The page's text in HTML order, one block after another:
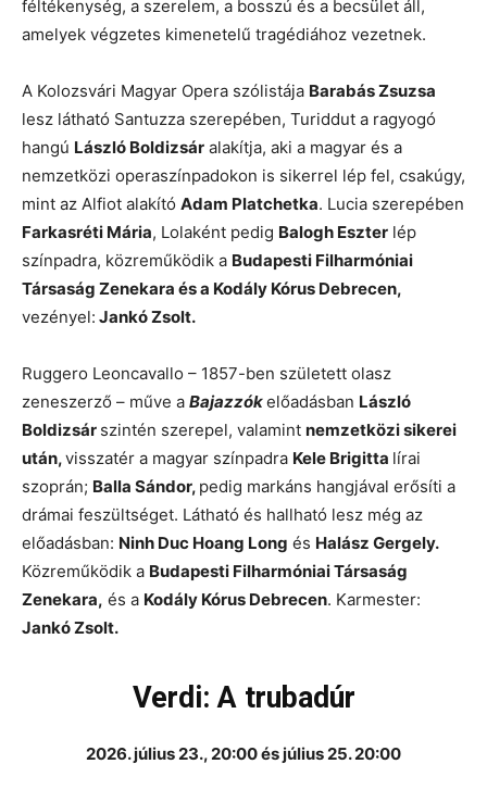
féltékenység, a szerelem, a bosszú és a becsület áll,
amelyek végzetes kimenetelű tragédiához vezetnek.
A Kolozsvári Magyar Opera szólistája Barabás Zsuzsa
lesz látható Santuzza szerepében, Turiddut a ragyogó
hangú László Boldizsár alakítja, aki a magyar és a
nemzetközi operaszínpadokon is sikerrel lép fel, csakúgy,
mint az Alfiot alakító Adam Platchetka. Lucia szerepében
Farkasréti Mária, Lolaként pedig Balogh Eszter lép
színpadra, közreműködik a Budapesti Filharmóniai
Társaság Zenekara és a Kodály Kórus Debrecen,
vezényel: Jankó Zsolt.
Ruggero Leoncavallo – 1857-ben született olasz
zeneszerző – műve a Bajazzókelőadásban László
Boldizsár szintén szerepel, valamint nemzetközi sikerei
után,visszatér a magyar színpadra Kele Brigitta lírai
szoprán; Balla Sándor, pedig markáns hangjával erősíti a
drámai feszültséget. Látható és hallható lesz még az
előadásban: Ninh Duc Hoang Long és Halász Gergely.
Közreműködik a Budapesti Filharmóniai Társaság
Zenekara, és a Kodály Kórus Debrecen. Karmester:
Jankó Zsolt.
Verdi: A trubadúr
2026. július 23., 20:00 és július 25. 20:00